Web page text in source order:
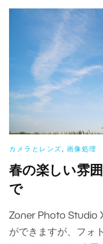
カメラとレンズ , 画像処理
春の楽しい雰
で
Zoner Photo Studio
ができますが、フォ